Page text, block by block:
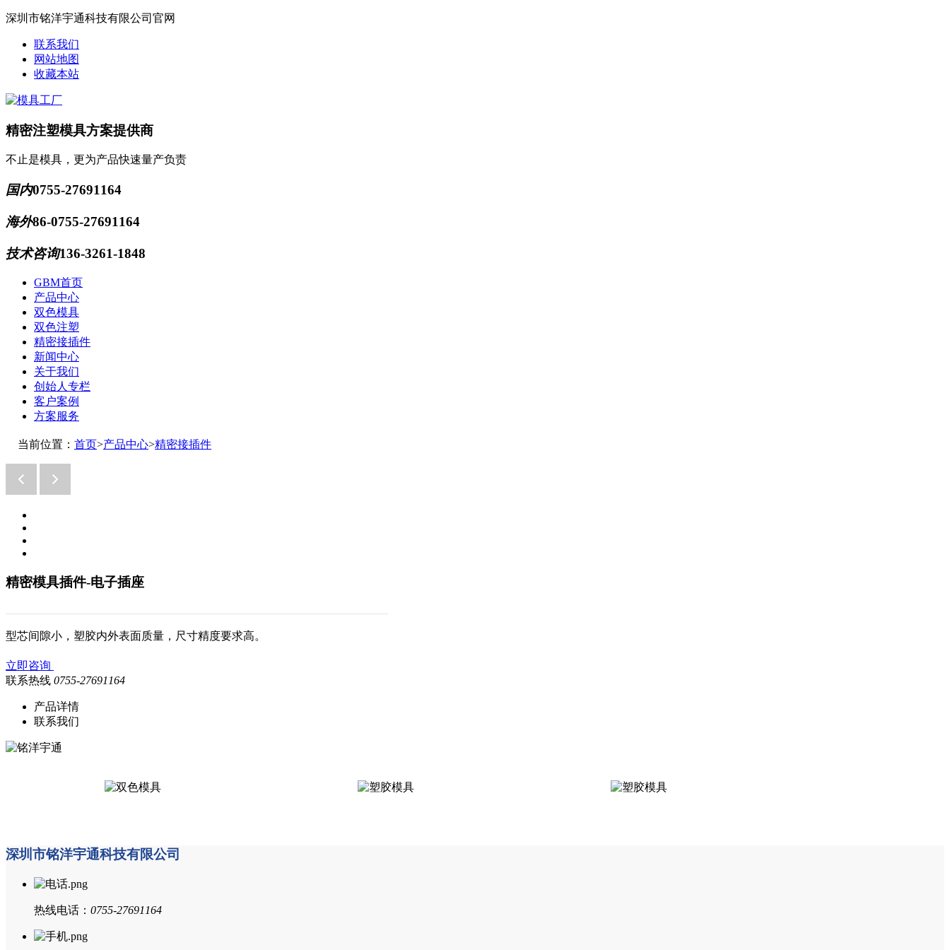
深圳市铭洋宇通科技有限公司官网
联系我们
网站地图
收藏本站
精密注塑模具方案提供商
不止是模具，更为产品快速量产负责
国内0755-27691164
海外86-0755-27691164
技术咨询136-3261-1848
GBM首页
产品中心
双色模具
双色注塑
精密接插件
新闻中心
关于我们
创始人专栏
客户案例
方案服务
当前位置： 首页>产品中心>精密接插件
精密模具插件-电子插座
型芯间隙小，塑胶内外表面质量，尺寸精度要求高。
立即咨询
联系热线 0755-27691164
产品详情
联系我们
深圳市铭洋宇通科技有限公司
热线电话： 0755-27691164